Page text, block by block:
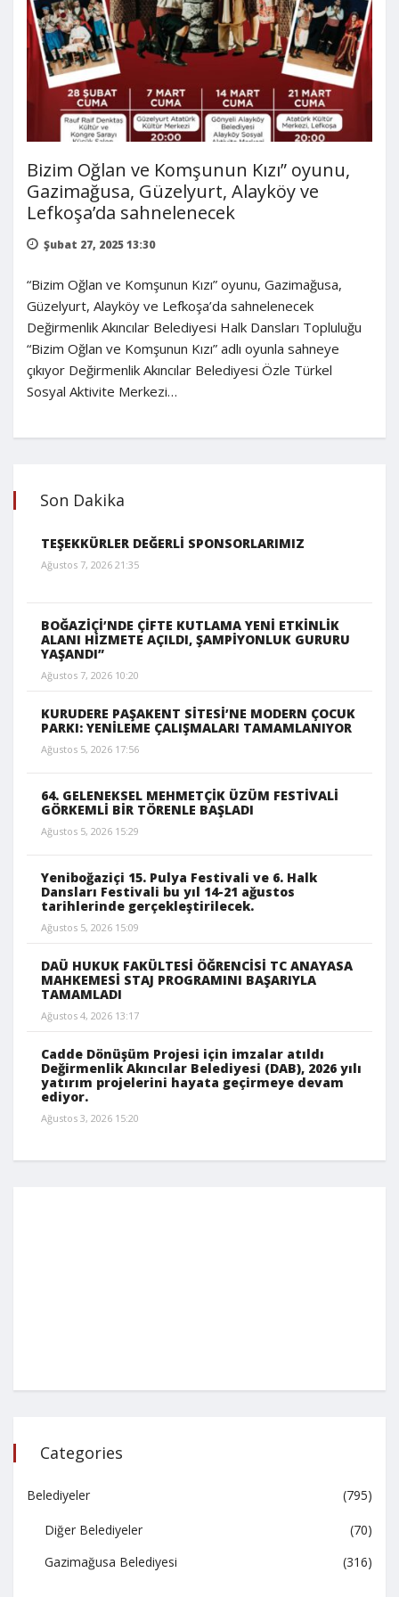
Bizim Oğlan ve Komşunun Kızı” oyunu,
Gazimağusa, Güzelyurt, Alayköy ve
Lefkoşa’da sahnelenecek
Şubat 27, 2025 13:30
“Bizim Oğlan ve Komşunun Kızı” oyunu, Gazimağusa,
Güzelyurt, Alayköy ve Lefkoşa’da sahnelenecek
Değirmenlik Akıncılar Belediyesi Halk Dansları Topluluğu
“Bizim Oğlan ve Komşunun Kızı” adlı oyunla sahneye
çıkıyor Değirmenlik Akıncılar Belediyesi Özle Türkel
Sosyal Aktivite Merkezi…
Son Dakika
TEŞEKKÜRLER DEĞERLİ SPONSORLARIMIZ
Ağustos 7, 2026 21:35
BOĞAZİÇİ’NDE ÇİFTE KUTLAMA YENİ ETKİNLİK
ALANI HİZMETE AÇILDI, ŞAMPİYONLUK GURURU
YAŞANDI”
Ağustos 7, 2026 10:20
KURUDERE PAŞAKENT SİTESİ’NE MODERN ÇOCUK
PARKI: YENİLEME ÇALIŞMALARI TAMAMLANIYOR
Ağustos 5, 2026 17:56
64. GELENEKSEL MEHMETÇİK ÜZÜM FESTİVALİ
GÖRKEMLİ BİR TÖRENLE BAŞLADI
Ağustos 5, 2026 15:29
Yeniboğaziçi 15. Pulya Festivali ve 6. Halk
Dansları Festivali bu yıl 14-21 ağustos
tarihlerinde gerçekleştirilecek.
Ağustos 5, 2026 15:09
DAÜ HUKUK FAKÜLTESİ ÖĞRENCİSİ TC ANAYASA
MAHKEMESİ STAJ PROGRAMINI BAŞARIYLA
TAMAMLADI
Ağustos 4, 2026 13:17
Cadde Dönüşüm Projesi için imzalar atıldı
Değirmenlik Akıncılar Belediyesi (DAB), 2026 yılı
yatırım projelerini hayata geçirmeye devam
ediyor.
Ağustos 3, 2026 15:20
Categories
Belediyeler (795)
Diğer Belediyeler
(70)
Gazimağusa Belediyesi
(316)